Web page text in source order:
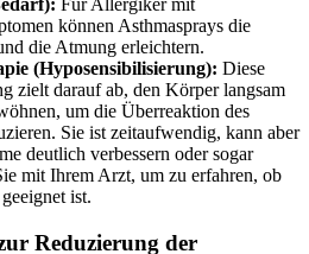
Für Allergiker mit
können Asthmasprays die
die Atmung erleichtern.
(Hyposensibilisierung): Diese
zielt darauf ab, den Körper langsam
um die Überreaktion des
Sie ist zeitaufwendig, kann aber
deutlich verbessern oder sogar
mit Ihrem Arzt, um zu erfahren, ob
ist.
Reduzierung der